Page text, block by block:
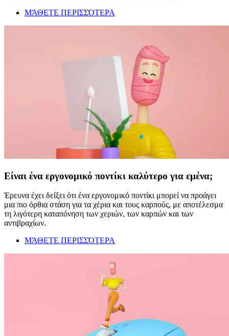
ΜΆΘΕΤΕ ΠΕΡΙΣΣΌΤΕΡΑ
Είναι ένα εργονομικό ποντίκι καλύτερο για εμένα;
Έρευνα έχει δείξει ότι ένα εργονομικό ποντίκι μπορεί να προάγει
μια πιο όρθια στάση για τα χέρια και τους καρπούς, με αποτέλεσμα
τη λιγότερη καταπόνηση των χεριών, των καρπών και των
αντιβραχίων.
ΜΆΘΕΤΕ ΠΕΡΙΣΣΌΤΕΡΑ